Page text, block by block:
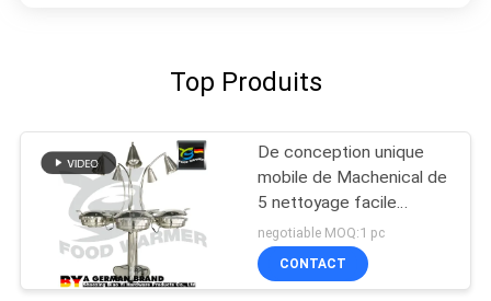
Top Produits
De conception unique
mobile de Machenical de
5 nettoyage facile
stations de buffet de
base de roues
negotiable MOQ:1 pc
CONTACT